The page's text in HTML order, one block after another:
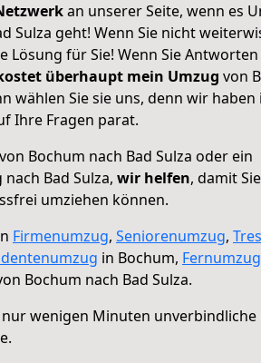
an unserer Seite, wenn es
Sulza geht! Wenn Sie nicht
Lösung für Sie! Wenn Sie
überhaupt mein Umzug von
wählen Sie sie uns, denn wir
Ihre Fragen parat.
von Bochum nach Bad Sulza oder ein
Bad Sulza, wir helfen, damit Sie
umziehen können.
Firmenumzug, Seniorenumzug,
in Bochum, Fernumzug
Bochum nach Bad Sulza.
wenigen Minuten unverbindliche